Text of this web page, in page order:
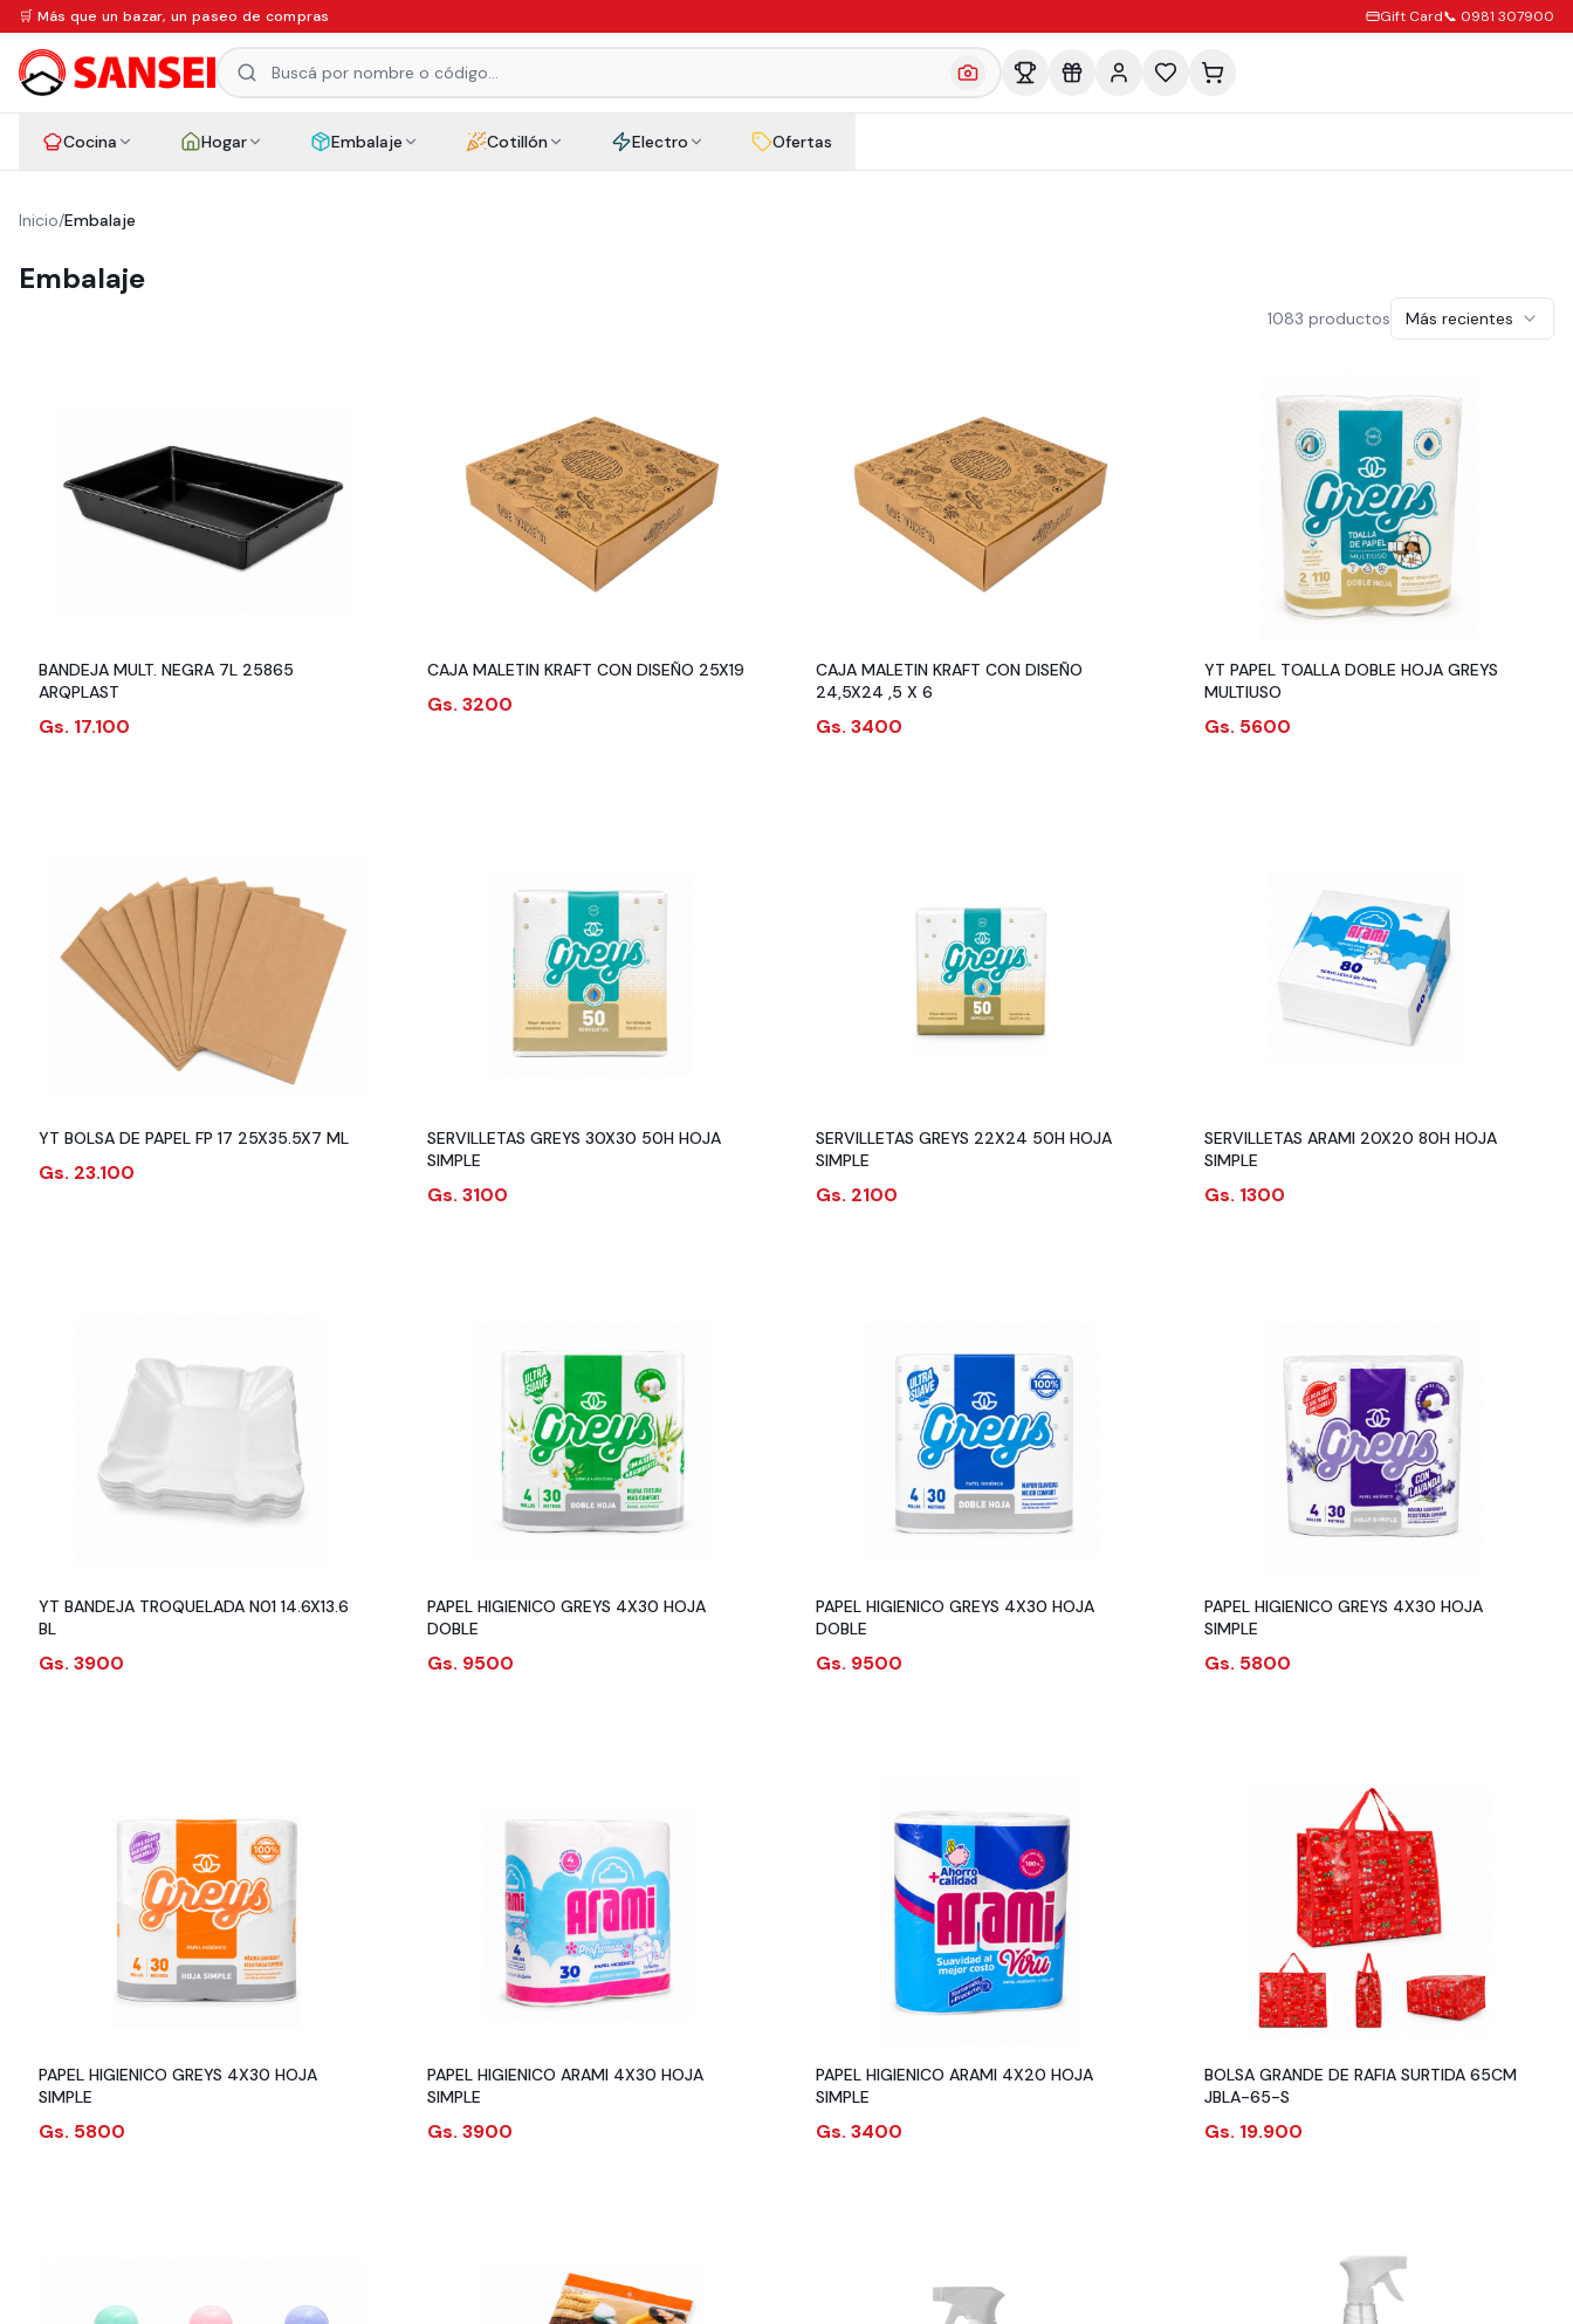
🛒 Más que un bazar, un paseo de compras Gift Card📞 0981 307900
Cocina Hogar Embalaje Cotillón Electro Ofertas
Inicio/Embalaje
Embalaje
1083 productos Más recientes
BANDEJA MULT. NEGRA 7L 25865
ARQPLAST
Gs. 17.100
CAJA MALETIN KRAFT CON DISEÑO 25X19
Gs. 3200
CAJA MALETIN KRAFT CON DISEÑO
24,5X24 ,5 X 6
Gs. 3400
YT PAPEL TOALLA DOBLE HOJA GREYS
MULTIUSO
Gs. 5600
YT BOLSA DE PAPEL FP 17 25X35.5X7 ML
Gs. 23.100
SERVILLETAS GREYS 30X30 50H HOJA
SIMPLE
Gs. 3100
SERVILLETAS GREYS 22X24 50H HOJA
SIMPLE
Gs. 2100
SERVILLETAS ARAMI 20X20 80H HOJA
SIMPLE
Gs. 1300
YT BANDEJA TROQUELADA N01 14.6X13.6
BL
Gs. 3900
PAPEL HIGIENICO GREYS 4X30 HOJA
DOBLE
Gs. 9500
PAPEL HIGIENICO GREYS 4X30 HOJA
DOBLE
Gs. 9500
PAPEL HIGIENICO GREYS 4X30 HOJA
SIMPLE
Gs. 5800
PAPEL HIGIENICO GREYS 4X30 HOJA
SIMPLE
Gs. 5800
PAPEL HIGIENICO ARAMI 4X30 HOJA
SIMPLE
Gs. 3900
PAPEL HIGIENICO ARAMI 4X20 HOJA
SIMPLE
Gs. 3400
BOLSA GRANDE DE RAFIA SURTIDA 65CM
JBLA-65-S
Gs. 19.900